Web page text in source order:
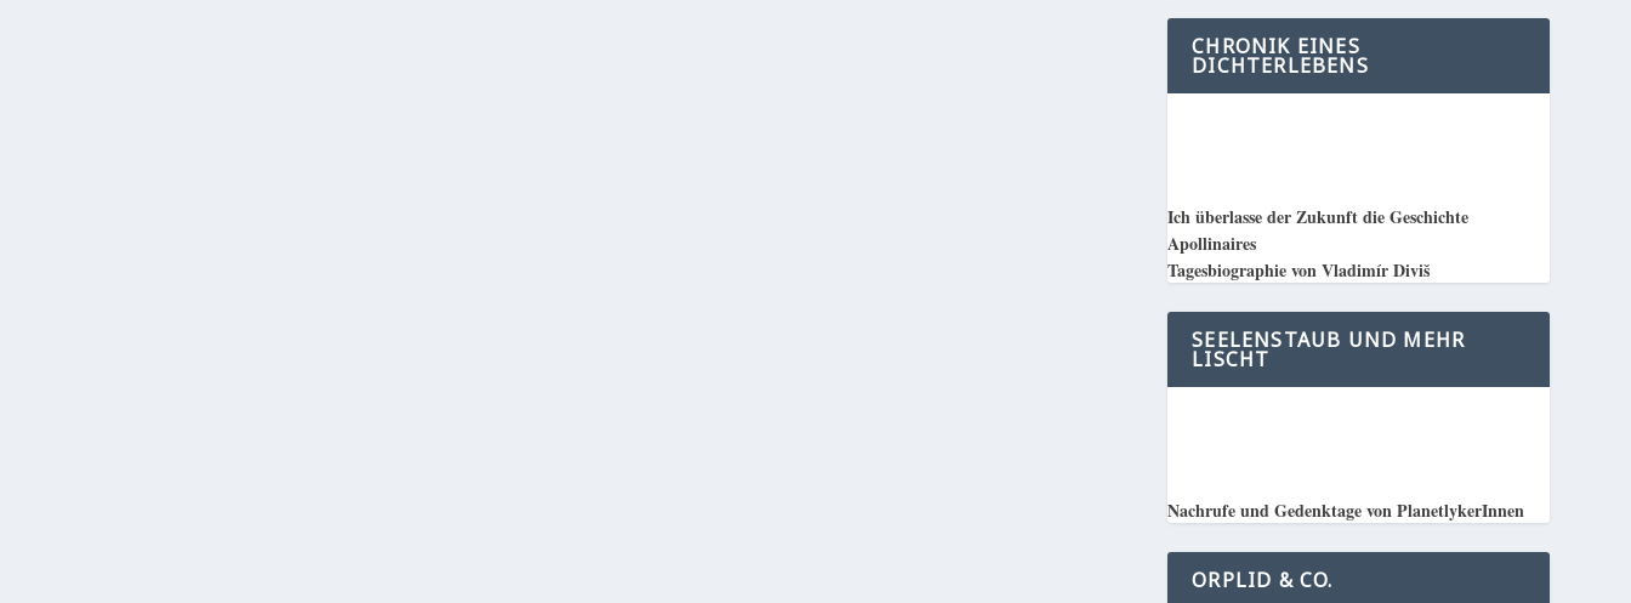
CHRONIK EINES
DICHTERLEBENS
Ich überlasse der Zukunft die Geschichte
Apollinaires
Tagesbiographie von Vladimír Diviš
SEELENSTAUB UND MEHR
LISCHT
Nachrufe und Gedenktage von PlanetlykerInnen
ORPLID & CO.